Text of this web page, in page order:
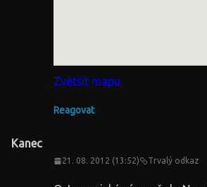
Zvětšit mapu
Reagovat
Kanec
21. 08. 2012 (13:52) Trvalý odkaz